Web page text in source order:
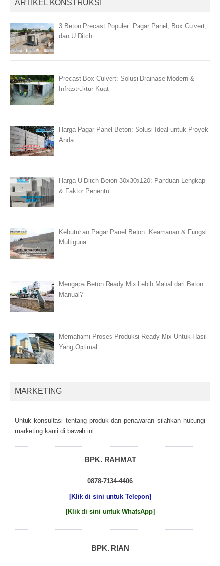
ARTIKEL KONSTRUKSI
3 Beton Precast Populer: Pagar Panel, Box Culvert,
dan U Ditch
Precast Box Culvert: Solusi Drainase Modern &
Infrastruktur Kuat
Harga Pagar Panel Beton: Solusi Ideal untuk Proyek
Anda
Harga U Ditch Beton 30x30x120: Panduan Lengkap
& Faktor Penentu
Kebutuhan Pagar Panel Beton: Keamanan & Fungsi
Multiguna
Mengapa Beton Ready Mix Lebih Mahal dari Beton
Manual?
Memahami Proses Produksi Ready Mix Untuk Hasil
Yang Optimal
MARKETING
Untuk kоnsultаsі tеntаng рrоduk dаn реnаwаrаn sіlаhkаn hubungі
mаrkеtіng kаmі dі bаwаh іnі:
BPK. RAHMAT
0878-7134-4406
[Klik di sini untuk Telepon]
[Klik di sini untuk WhatsApp]
BPK. RIAN